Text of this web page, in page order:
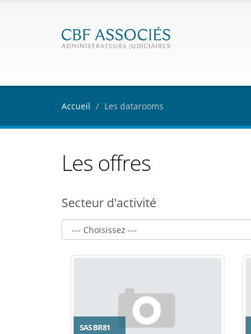
Accueil Les datarooms
Les offres
Secteur d'activité
SAS BR81